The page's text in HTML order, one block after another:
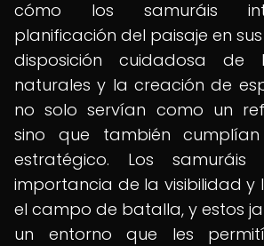
cómo los samuráis
planificación del paisaje en
disposición cuidadosa de
naturales y la creación de
no solo servían como un
sino que también
estratégico. Los
importancia de la visibilidad y
el campo de batalla, y estos
un entorno que les